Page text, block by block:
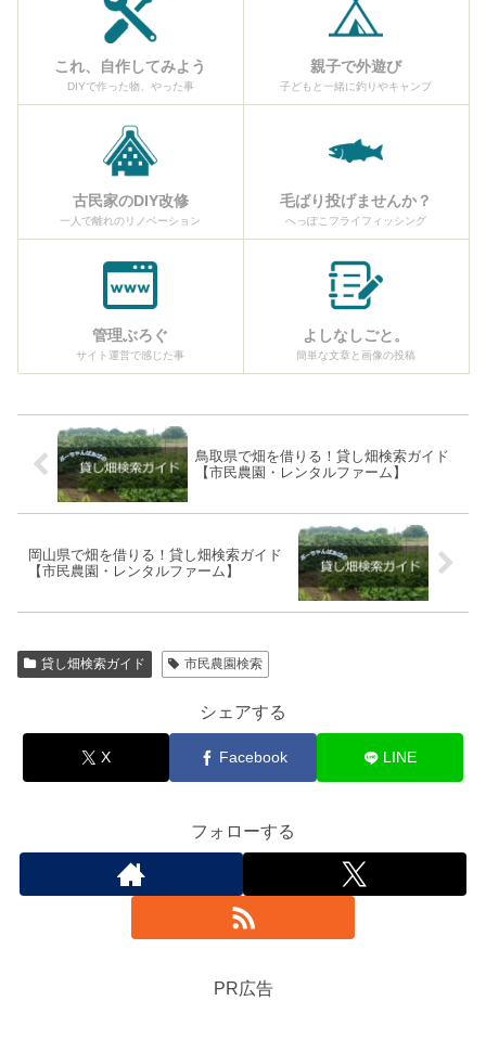
これ、自作してみよう
DIYで作った物、やった事
親子で外遊び
子どもと一緒に釣りやキャンプ
古民家のDIY改修
一人で離れのリノベーション
毛ばり投げませんか？
へっぽこフライフィッシング
管理ぶろぐ
サイト運営で感じた事
よしなしごと。
簡単な文章と画像の投稿
鳥取県で畑を借りる！貸し畑検索ガイド
【市民農園・レンタルファーム】
岡山県で畑を借りる！貸し畑検索ガイド
【市民農園・レンタルファーム】
貸し畑検索ガイド 市民農園検索
シェアする
X Facebook LINE
フォローする
PR広告